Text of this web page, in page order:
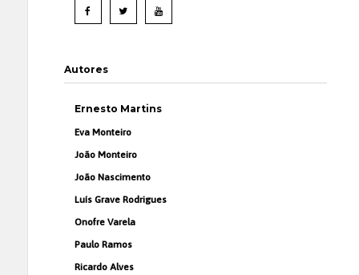
Autores
Ernesto Martins
Eva Monteiro
João Monteiro
João Nascimento
Luís Grave Rodrigues
Onofre Varela
Paulo Ramos
Ricardo Alves